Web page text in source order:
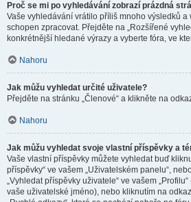
Proč se mi po vyhledávání zobrazí prázdná
Vaše vyhledávání vrátilo příliš mnoho výsledků a
schopen zpracovat. Přejděte na „Rozšířené
konkrétnější hledané výrazy a vyberte fóra, ve
Nahoru
Jak můžu vyhledat určité uživatele?
Přejděte na stránku „Členové“ a klikněte na
Nahoru
Jak můžu vyhledat svoje vlastní příspěvky a
Vaše vlastní příspěvky můžete vyhledat buď
příspěvky“ ve vašem „Uživatelském panelu“,
„Vyhledat příspěvky uživatele“ ve vašem
vaše uživatelské jméno), nebo kliknutím na